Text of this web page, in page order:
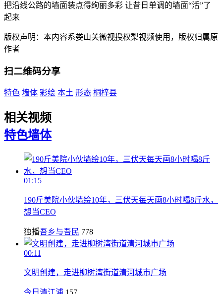
把沿线公路的墙面装点得绚丽多彩 让昔日单调的墙面“活”了
起来
版权声明：本内容系娄山关微视授权梨视频使用，版权归属原
作者
扫二维码分享
特色 墙体 彩绘 本土 形态 桐梓县
相关视频
特色墙体
01:15
190斤美院小伙墙绘10年，三伏天每天画8小时喝8斤水，
想当CEO
独播吾乡与吾民 778
00:11
文明创建，走进柳树湾街道清河城市广场